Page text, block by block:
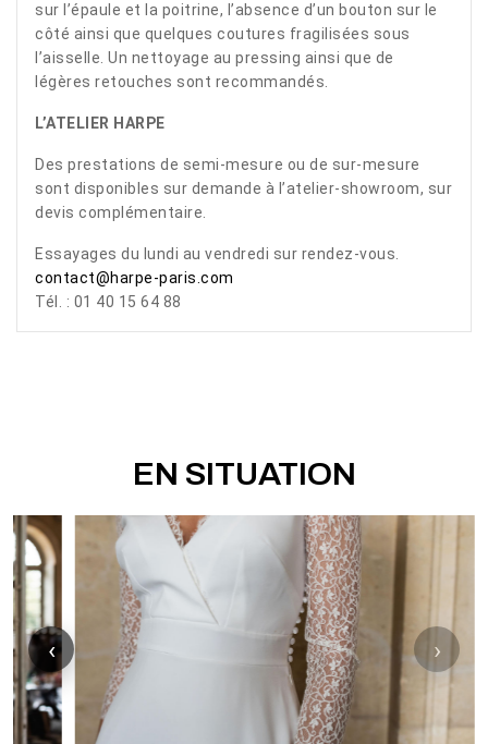
sur l’épaule et la poitrine, l’absence d’un bouton sur le
côté ainsi que quelques coutures fragilisées sous
l’aisselle. Un nettoyage au pressing ainsi que de
légères retouches sont recommandés.
L’ATELIER HARPE
Des prestations de semi-mesure ou de sur-mesure
sont disponibles sur demande à l’atelier-showroom, sur
devis complémentaire.
Essayages du lundi au vendredi sur rendez-vous.
contact@harpe-paris.com
Tél. : 01 40 15 64 88
EN SITUATION
‹ ›